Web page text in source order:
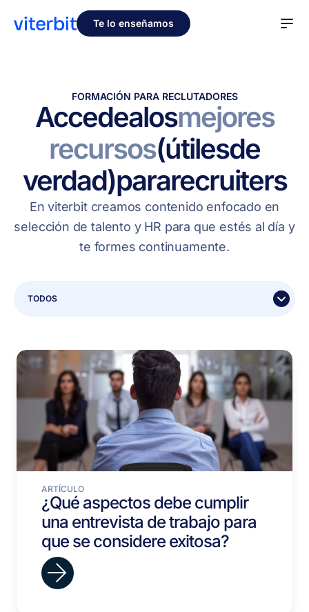
Te lo enseñamos
FORMACIÓN PARA RECLUTADORES
Accedealosmejores
recursos(útilesde
verdad)pararecruiters
En viterbit creamos contenido enfocado en
selección de talento y HR para que estés al día y
te formes continuamente.
TODOS
ARTÍCULO
¿Qué aspectos debe cumplir
una entrevista de trabajo para
que se considere exitosa?